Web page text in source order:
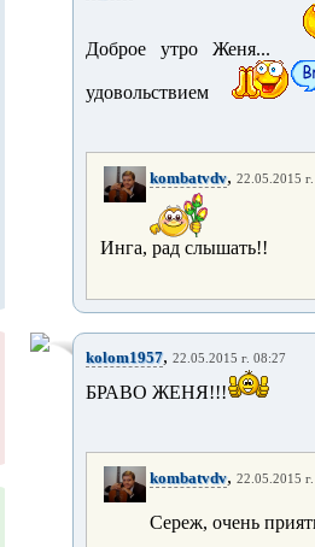
Доброе утро Женя...
удовольствием
kombatvdv, 22.05.2015
Инга, рад слышать!!
kolom1957, 22.05.2015 г. 08:27
БРАВО ЖЕНЯ!!!
kombatvdv, 22.05.2015
Сереж, очень